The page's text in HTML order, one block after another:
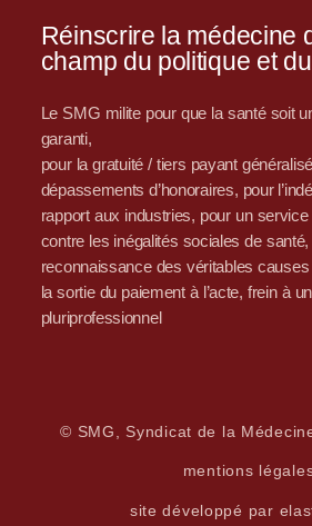
Réinscrire la médecine
champ du politique et
Le SMG milite pour que la santé soit
garanti,
pour la gratuité / tiers payant
dépassements d’honoraires, pour
rapport aux industries, pour un
contre les inégalités sociales de
reconnaissance des véritables
la sortie du paiement à l’acte, frein à
pluriprofessionnel
© SMG, Syndicat de la
mentions
site développé par